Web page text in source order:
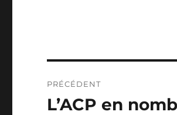
de
PRÉCÉDENT
Publication
L’ACP en